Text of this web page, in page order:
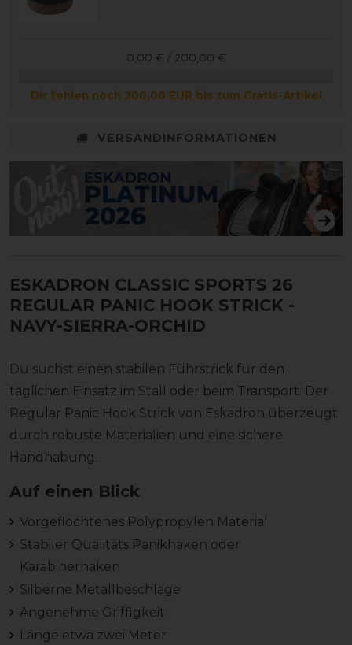
0,00 € / 200,00 €
Dir fehlen noch 200,00 EUR bis zum Gratis-Artikel
VERSANDINFORMATIONEN
ESKADRON CLASSIC SPORTS 26
REGULAR PANIC HOOK STRICK -
NAVY-SIERRA-ORCHID
Du suchst einen stabilen Führstrick für den
täglichen Einsatz im Stall oder beim Transport. Der
Regular Panic Hook Strick von Eskadron überzeugt
durch robuste Materialien und eine sichere
Handhabung.
Auf einen Blick
Vorgeflochtenes Polypropylen Material
Stabiler Qualitäts Panikhaken oder
Karabinerhaken
Silberne Metallbeschläge
Angenehme Griffigkeit
Länge etwa zwei Meter